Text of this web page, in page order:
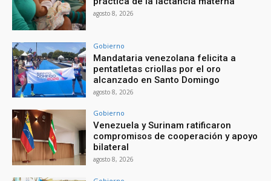
agosto 8, 2026
Gobierno
Mandataria venezolana felicita a
pentatletas criollas por el oro
alcanzado en Santo Domingo
agosto 8, 2026
Gobierno
Venezuela y Surinam ratificaron
compromisos de cooperación y apoyo
bilateral
agosto 8, 2026